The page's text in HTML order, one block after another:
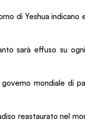
di Yeshua indicano
sarà effuso su
mondiale di
reastaurato nel